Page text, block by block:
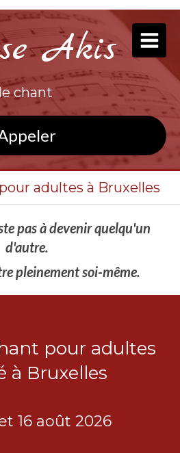
Akis
chant
adultes à Bruxelles
pas à devenir quelqu'un
d'autre.
pleinement soi-même.
pour adultes
à Bruxelles
16 août 2026